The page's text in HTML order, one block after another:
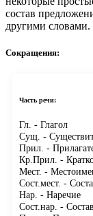
состав
другими словами.
Сокращения:
Часть речи:
Гл. - Глагол
Сущ. -
Прил. -
Кр.Прил. -
Мест. -
Сост.мест. -
Нар. - Наречие
Сост.нар. -